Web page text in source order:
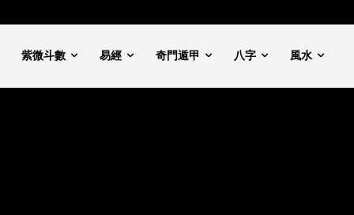
紫微斗數 易經 奇門遁甲 八字 風水